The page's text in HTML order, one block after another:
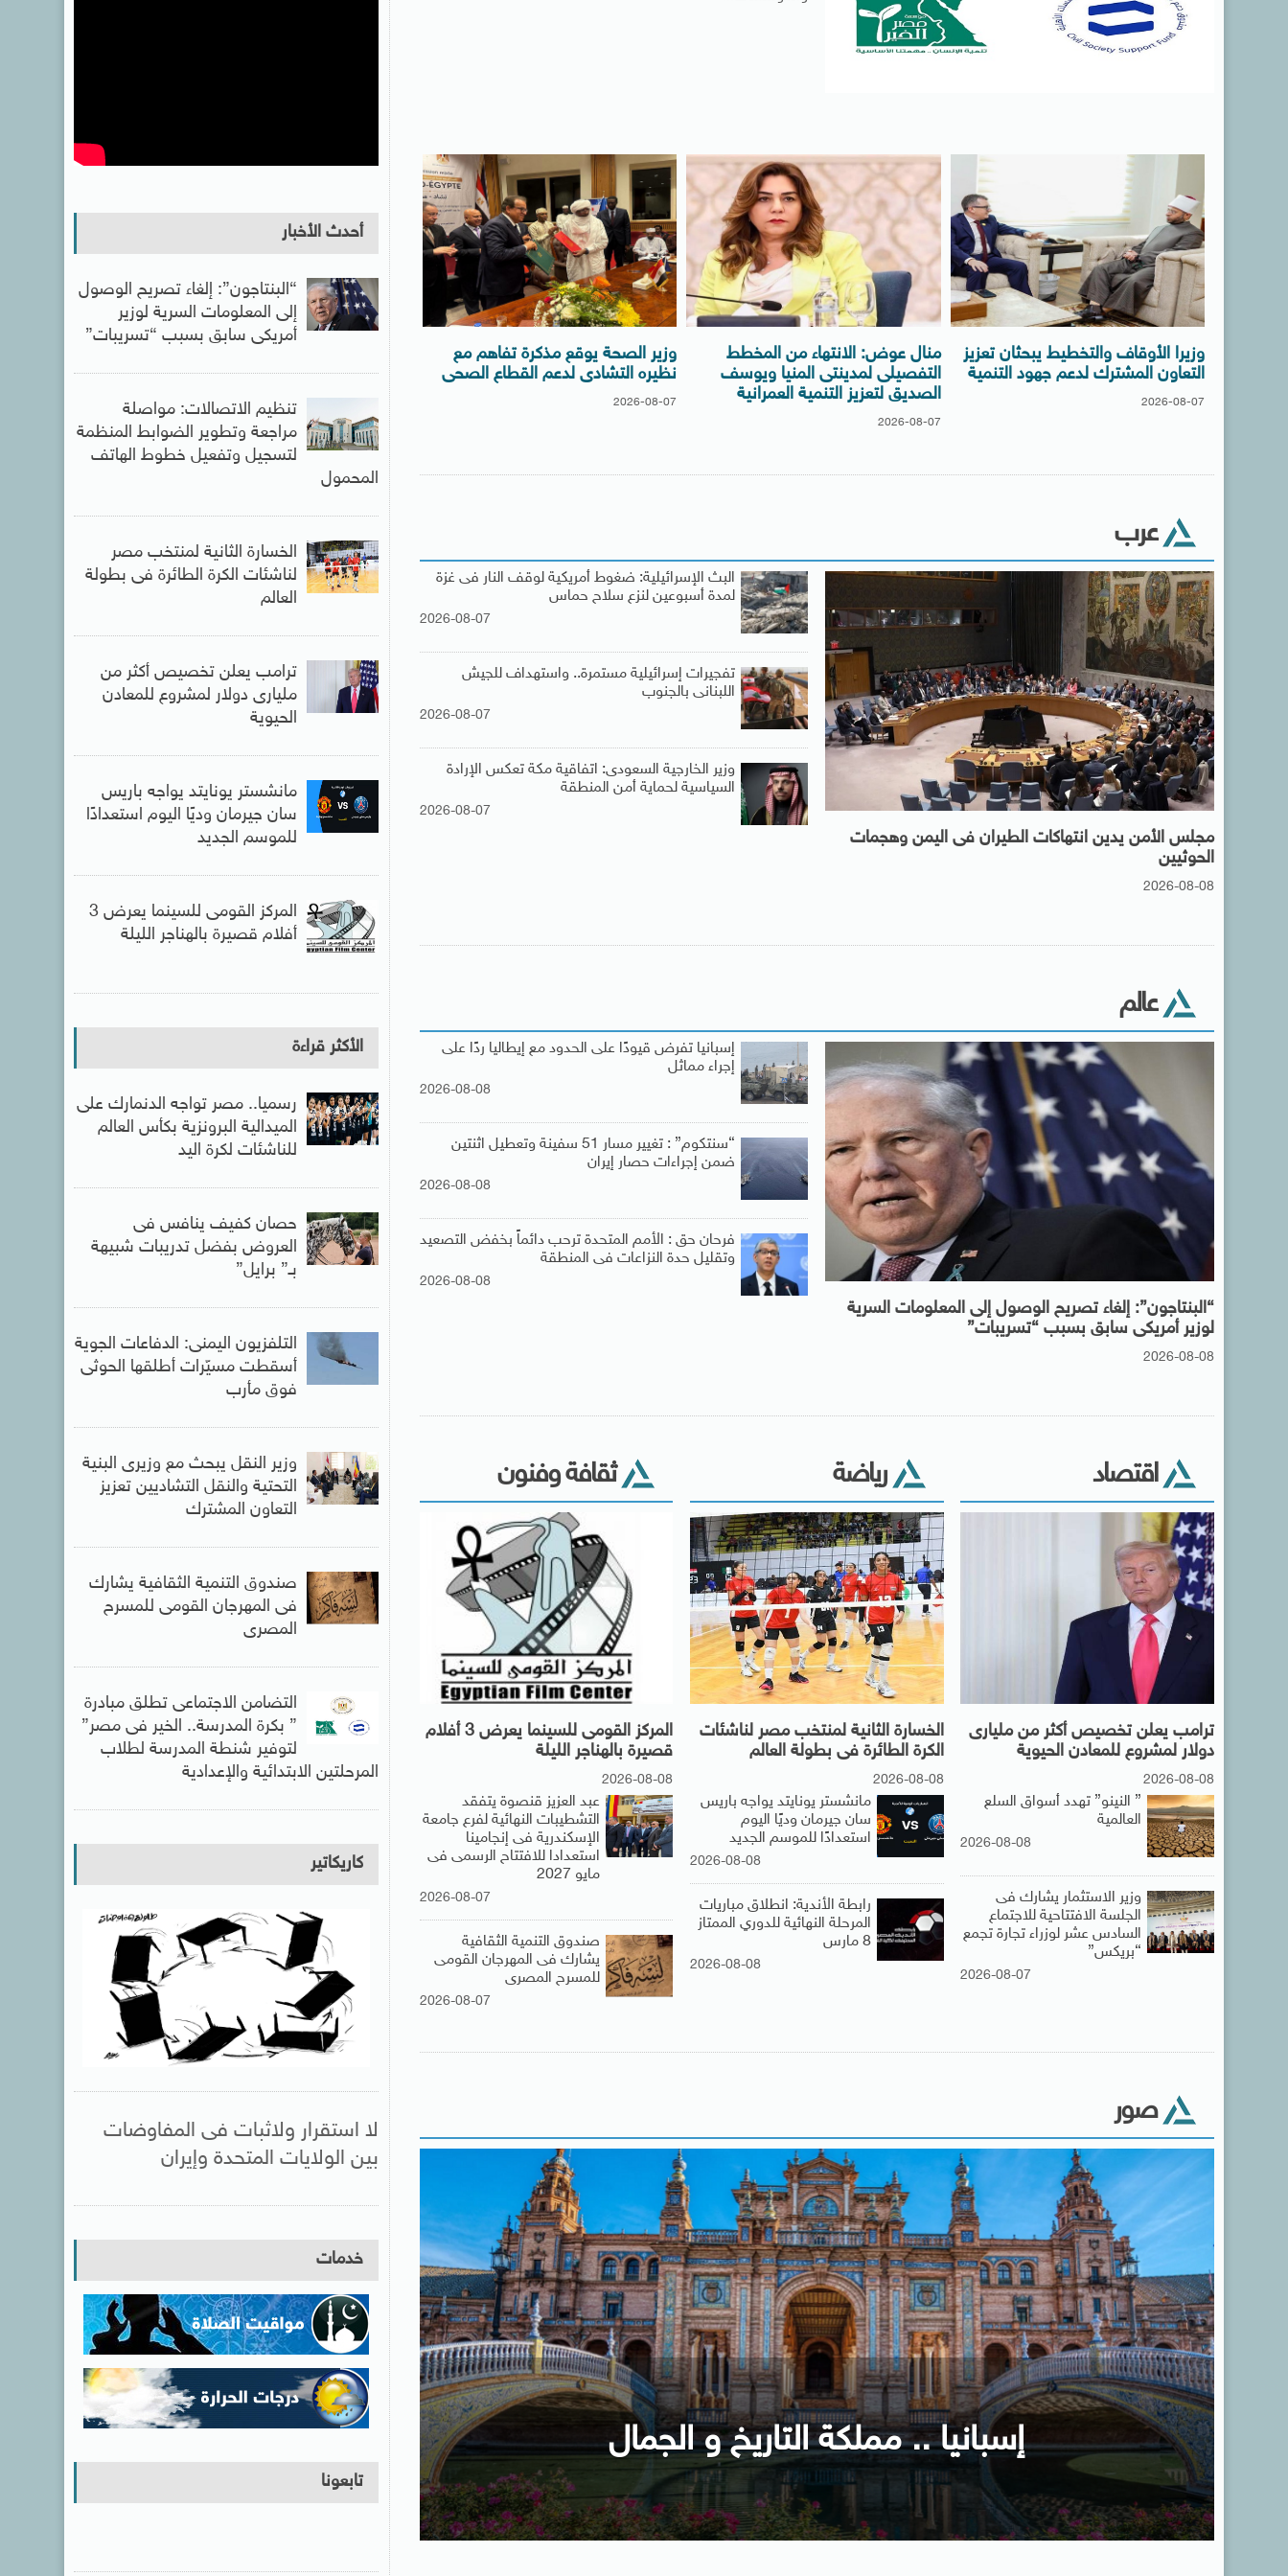
وزيرا الأوقاف والتخطيط يبحثان تعزيز
التعاون المشترك لدعم جهود التنمية
2026-08-07
منال عوض: الانتهاء من المخطط
التفصيلى لمدينتى المنيا ويوسف
الصديق لتعزيز التنمية العمرانية
2026-08-07
وزير الصحة يوقع مذكرة تفاهم مع
نظيره التشادى لدعم القطاع الصحى
2026-08-07
عرب
البث الإسرائيلية: ضغوط أمريكية لوقف النار فى غزة
لمدة أسبوعين لنزع سلاح حماس
2026-08-07
تفجيرات إسرائيلية مستمرة.. واستهداف للجيش
اللبنانى بالجنوب
2026-08-07
وزير الخارجية السعودى: اتفاقية مكة تعكس الإرادة
السياسية لحماية أمن المنطقة
2026-08-07
مجلس الأمن يدين انتهاكات الطيران فى اليمن وهجمات
الحوثيين
2026-08-08
عالم
إسبانيا تفرض قيودًا على الحدود مع إيطاليا ردًا على
إجراء مماثل
2026-08-08
“سنتكوم” : تغيير مسار 51 سفينة وتعطيل اثنتين
ضمن إجراءات حصار إيران
2026-08-08
فرحان حق : الأمم المتحدة ترحب دائماً بخفض التصعيد
وتقليل حدة النزاعات فى المنطقة
2026-08-08
“البنتاجون”: إلغاء تصريح الوصول إلى المعلومات السرية
لوزير أمريكى سابق بسبب “تسريبات”
2026-08-08
ثقافة وفنون
المركز القومى للسينما يعرض 3 أفلام
قصيرة بالهناجر الليلة
2026-08-08
عبد العزيز قنصوة يتفقد
التشطيبات النهائية لفرع جامعة
الإسكندرية فى إنجامينا
استعدادا للافتتاح الرسمى فى
مايو 2027
2026-08-07
صندوق التنمية الثقافية
يشارك فى المهرجان القومى
للمسرح المصرى
2026-08-07
رياضة
الخسارة الثانية لمنتخب مصر لناشئات
الكرة الطائرة فى بطولة العالم
2026-08-08
مانشستر يونايتد يواجه باريس
سان جيرمان وديًا اليوم
استعدادًا للموسم الجديد
2026-08-08
رابطة الأندية: انطلاق مباريات
المرحلة النهائية للدوري الممتاز
8 مارس
2026-08-08
اقتصاد
ترامب يعلن تخصيص أكثر من مليارى
دولار لمشروع للمعادن الحيوية
2026-08-08
” النينو” تهدد أسواق السلع
العالمية
2026-08-08
وزير الاستثمار يشارك فى
الجلسة الافتتاحية للاجتماع
السادس عشر لوزراء تجارة تجمع
“بريكس”
2026-08-07
صور
إسبانيا .. مملكة التاريخ و الجمال
أحدث الأخبار
“البنتاجون”: إلغاء تصريح الوصول
إلى المعلومات السرية لوزير
أمريكى سابق بسبب “تسريبات”
تنظيم الاتصالات: مواصلة
مراجعة وتطوير الضوابط المنظمة
لتسجيل وتفعيل خطوط الهاتف
المحمول
الخسارة الثانية لمنتخب مصر
لناشئات الكرة الطائرة فى بطولة
العالم
ترامب يعلن تخصيص أكثر من
مليارى دولار لمشروع للمعادن
الحيوية
مانشستر يونايتد يواجه باريس
سان جيرمان وديًا اليوم استعدادًا
للموسم الجديد
المركز القومى للسينما يعرض 3
أفلام قصيرة بالهناجر الليلة
الأكثر قراءة
رسميا.. مصر تواجه الدنمارك على
الميدالية البرونزية بكأس العالم
للناشئات لكرة اليد
حصان كفيف ينافس فى
العروض بفضل تدريبات شبيهة
بـ” برايل”
التلفزيون اليمنى: الدفاعات الجوية
أسقطت مسيّرات أطلقها الحوثى
فوق مأرب
وزير النقل يبحث مع وزيرى البنية
التحتية والنقل التشاديين تعزيز
التعاون المشترك
صندوق التنمية الثقافية يشارك
فى المهرجان القومى للمسرح
المصرى
التضامن الاجتماعى تطلق مبادرة
” بكرة المدرسة.. الخير فى مصر”
لتوفير شنطة المدرسة لطلاب
المرحلتين الابتدائية والإعدادية
كاريكاتير
لا استقرار ولاثبات فى المفاوضات
بين الولايات المتحدة وإيران
خدمات
تابعونا